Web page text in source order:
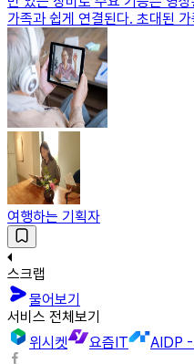
가족과 쉽게 연결된다. 초대된
여행하는 기획자
스크랩
물어보기
서비스 전체보기
위시켓
요즘IT AIDP